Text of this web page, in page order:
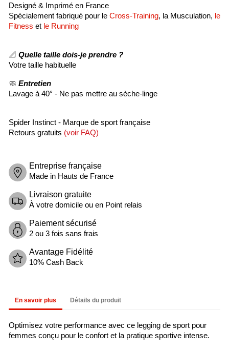
Designé & Imprimé en France
Spécialement fabriqué pour le Cross-Training, la Musculation, le
Fitness et le Running
📐 Quelle taille dois-je prendre ?
Votre taille habituelle
🧼 Entretien
Lavage à 40° - Ne pas mettre au sèche-linge
Spider Instinct - Marque de sport française
Retours gratuits (voir FAQ)
Entreprise française
Made in Hauts de France
Livraison gratuite
À votre domicile ou en Point relais
Paiement sécurisé
2 ou 3 fois sans frais
Avantage Fidélité
10% Cash Back
En savoir plus Détails du produit
Optimisez votre performance avec ce legging de sport pour
femmes conçu pour le confort et la pratique sportive intense.